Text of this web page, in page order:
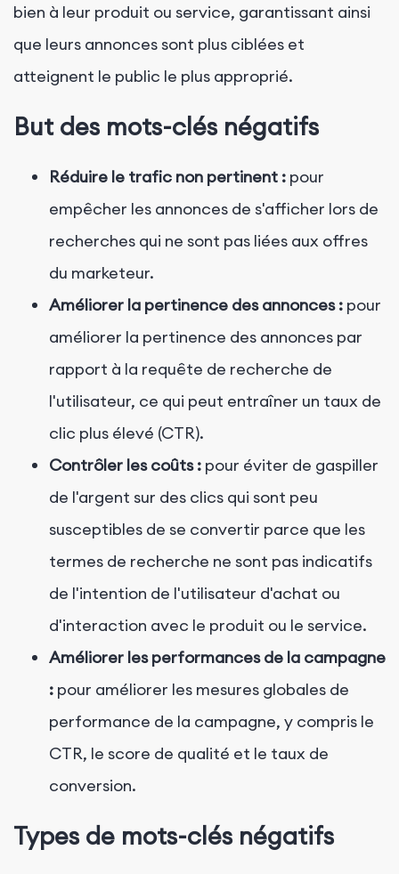
bien à leur produit ou service, garantissant ainsi
que leurs annonces sont plus ciblées et
atteignent le public le plus approprié.
But des mots-clés négatifs
Réduire le trafic non pertinent : pour
empêcher les annonces de s'afficher lors de
recherches qui ne sont pas liées aux offres
du marketeur.
Améliorer la pertinence des annonces : pour
améliorer la pertinence des annonces par
rapport à la requête de recherche de
l'utilisateur, ce qui peut entraîner un taux de
clic plus élevé (CTR).
Contrôler les coûts : pour éviter de gaspiller
de l'argent sur des clics qui sont peu
susceptibles de se convertir parce que les
termes de recherche ne sont pas indicatifs
de l'intention de l'utilisateur d'achat ou
d'interaction avec le produit ou le service.
Améliorer les performances de la campagne
: pour améliorer les mesures globales de
performance de la campagne, y compris le
CTR, le score de qualité et le taux de
conversion.
Types de mots-clés négatifs